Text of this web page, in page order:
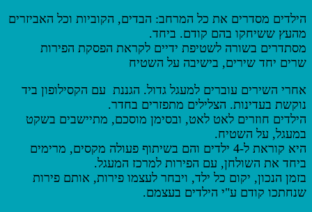
הילדים מסדרים את כל המרחב: הבדים, הקוביות וכל האביזרים
מהעץ ששיחקו בהם קודם. ביחד.
מסתדרים בשורה לשטיפת ידיים לקראת הפסקת הפירות
שרים יחד שירים, בישיבה על השטיח
אחרי השירים עוברים למעגל גדול. הגננת עם הקסילופון ביד
נוקשת בעדינות. הצלילים מתפזרים בחדר.
הילדים חוזרים לאט לאט, ובסימן מוסכם, מתיישבים בשקט
במעגל, על השטיח.
היא קוראת ל-4 ילדים והם בשיתוף פעולה מקסים, מרימים
ביחד את השולחן, עם הפירות למרכז המעגל.
בזמן הנכון, יקום כל ילד, ויבחר לעצמו פירות, אותם פירות
שנחתכו קודם ע"י הילדים בעצמם.